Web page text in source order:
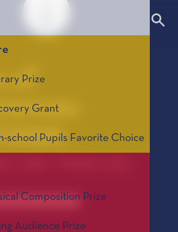
Prize
Grant
school Pupils Favorite Choice
Composition Prize
Audience Prize
of
2000
1999 - Théâtre des
conférences 1967-2025